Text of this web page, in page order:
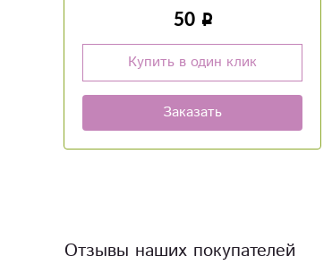
1 200
Купить в один клик
Заказать
Отзывы наших покупателей